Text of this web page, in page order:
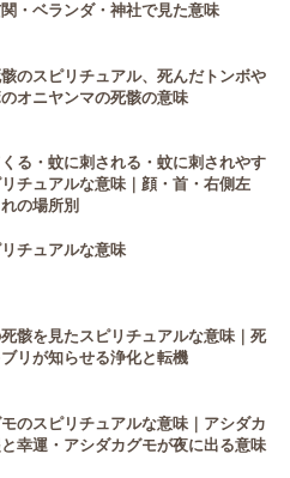
・ベランダ・神社で見た意味
骸のスピリチュアル、死んだトンボや
オニヤンマの死骸の意味
る・蚊に刺される・蚊に刺されやす
チュアルな意味｜顔・首・右側左
の場所別
チュアルな意味
骸を見たスピリチュアルな意味｜死
リが知らせる浄化と転機
のスピリチュアルな意味｜アシダカ
幸運・アシダカグモが夜に出る意味